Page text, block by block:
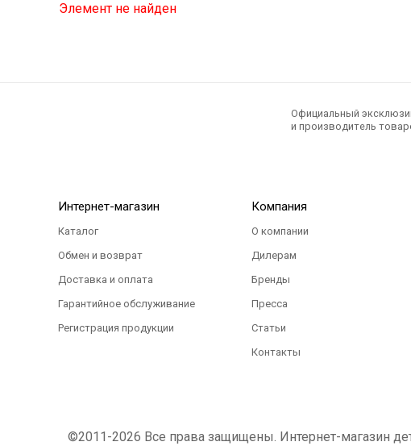
Элемент не найден
Официальный
и производитель
Интернет-магазин
Каталог
Обмен и возврат
Доставка и оплата
Гарантийное обслуживание
Регистрация продукции
Компания
О компании
Дилерам
Бренды
Пресса
Статьи
Контакты
©2011-2026 Все права защищены. Интернет-магазин